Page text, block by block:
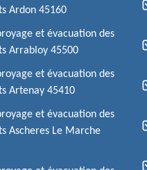
Ardon 45160
et évacuation des
Arrabloy 45500
et évacuation des
Artenay 45410
et évacuation des
Ascheres Le Marche